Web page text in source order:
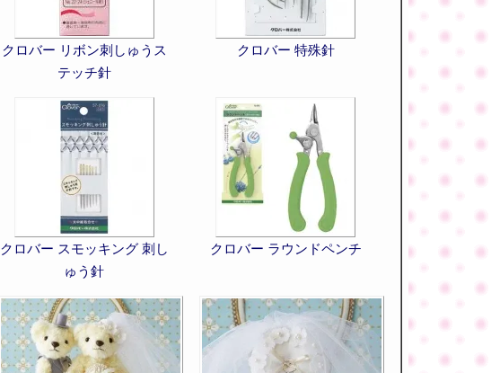
クロバー リボン刺しゅうス
テッチ針
クロバー 特殊針
クロバー スモッキング 刺し
ゅう針
クロバー ラウンドペンチ